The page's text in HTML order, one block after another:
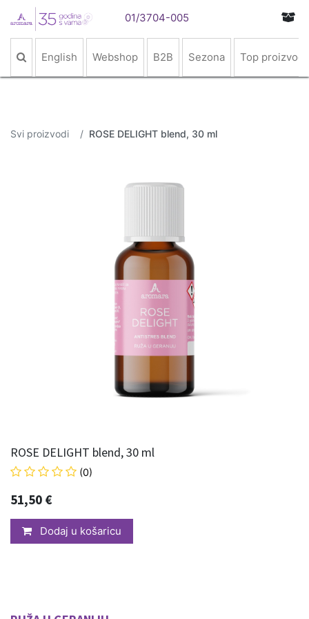
01/3704-005
English Webshop B2B Sezona Top proizvodi
Svi proizvodi ROSE DELIGHT blend, 30 ml
ROSE DELIGHT blend, 30 ml
(0)
51,50 €
Dodaj u košaricu